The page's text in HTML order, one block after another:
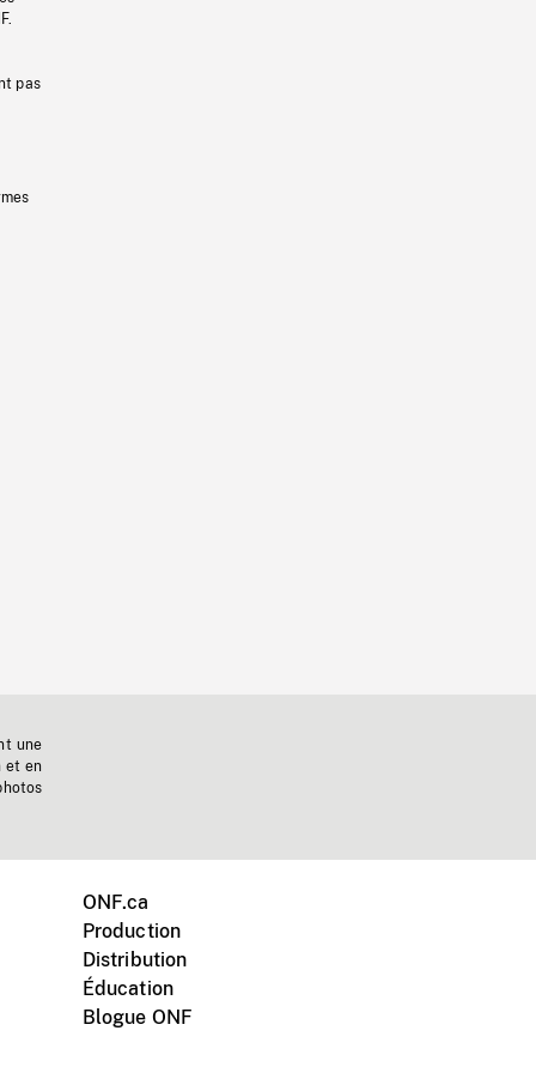
pas
une
et en
ONF.ca
Production
Distribution
Éducation
Blogue ONF